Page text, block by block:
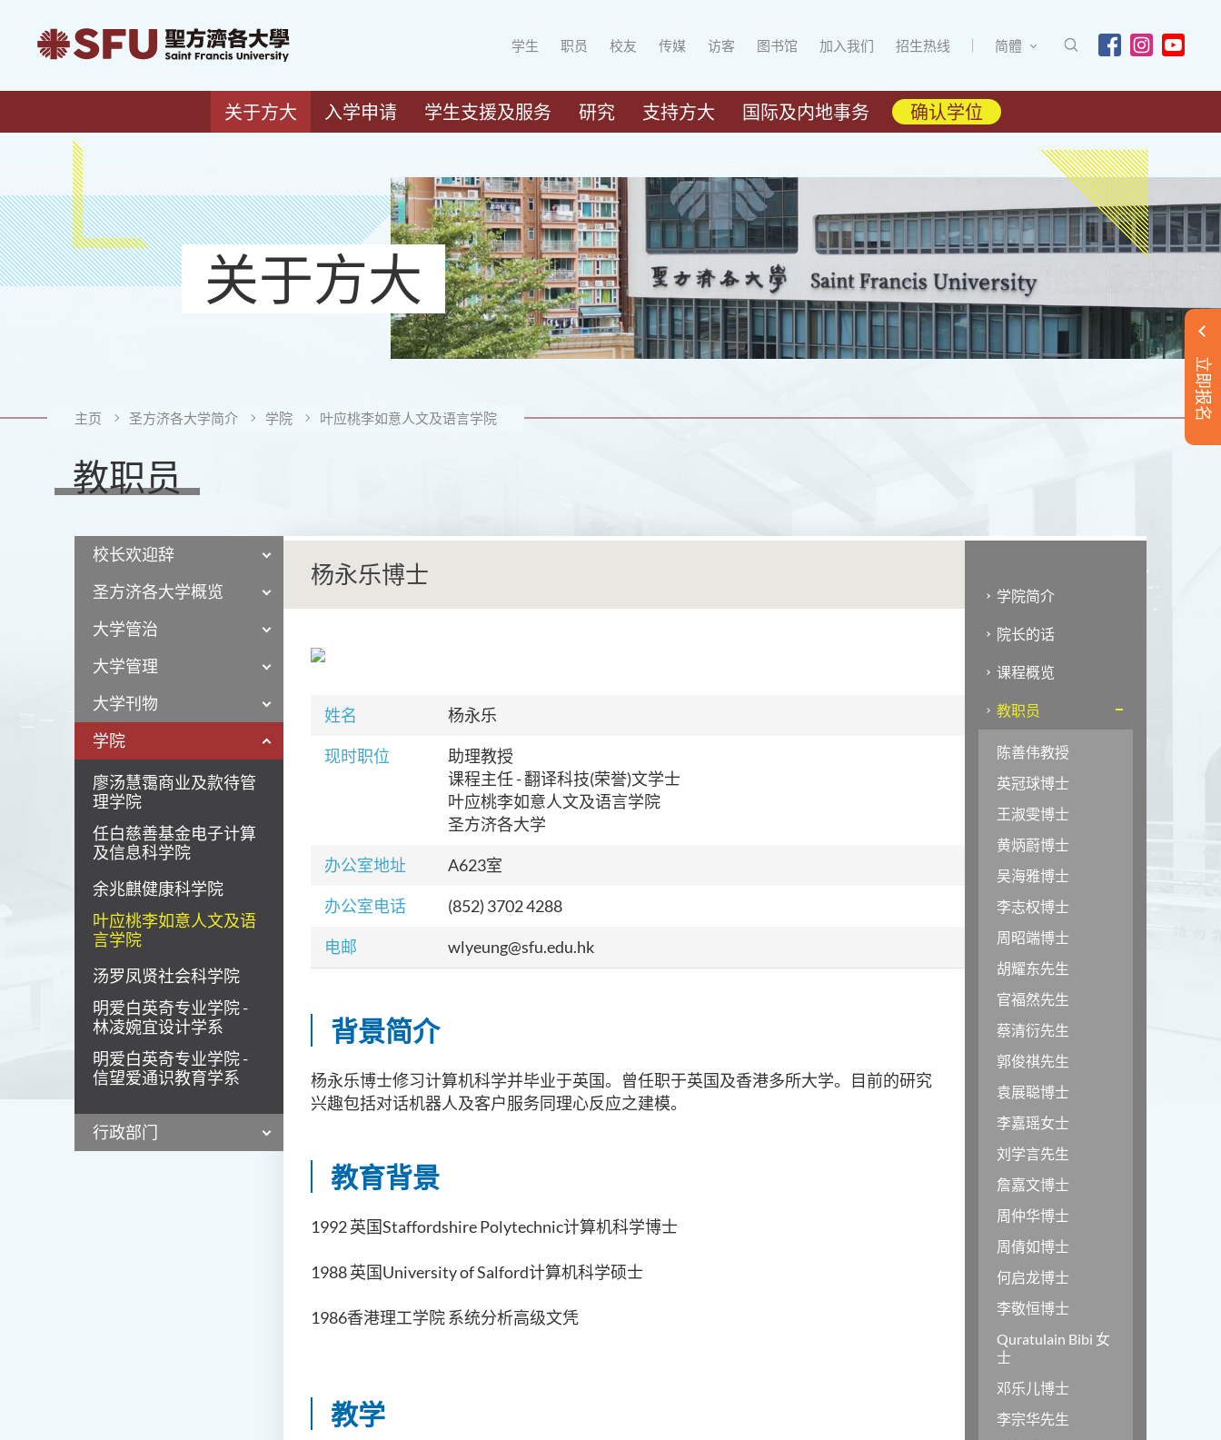
学生 职员 校友 传媒 访客 图书馆 加入我们 招生热线 简體
关于方大 入学申请 学生支援及服务 研究 支持方大 国际及内地事务 确认学位
立即报名
关于方大
主页 圣方济各大学简介 学院 叶应桃李如意人文及语言学院
教职员
校长欢迎辞
圣方济各大学概览
大学管治
大学管理
大学刊物
学院
廖汤慧霭商业及款待管
理学院
任白慈善基金电子计算
及信息科学院
余兆麒健康科学院
叶应桃李如意人文及语
言学院
汤罗凤贤社会科学院
明爱白英奇专业学院 -
林凌婉宜设计学系
明爱白英奇专业学院 -
信望爱通识教育学系
行政部门
杨永乐博士
姓名 杨永乐
现时职位
助理教授
课程主任 - 翻译科技(荣誉)文学士
叶应桃李如意人文及语言学院
圣方济各大学
办公室地址 A623室
办公室电话 (852) 3702 4288
电邮 wlyeung@sfu.edu.hk
背景简介
杨永乐博士修习计算机科学并毕业于英国。曾任职于英国及香港多所大学。目前的研究
兴趣包括对话机器人及客户服务同理心反应之建模。
教育背景
1992 英国Staffordshire Polytechnic计算机科学博士
1988 英国University of Salford计算机科学硕士
1986香港理工学院 系统分析高级文凭
教学
学院简介
院长的话
课程概览
教职员
陈善伟教授
英冠球博士
王淑雯博士
黄炳蔚博士
吴海雅博士
李志权博士
周昭端博士
胡耀东先生
官福然先生
蔡清衍先生
郭俊祺先生
袁展聪博士
李嘉瑶女士
刘学言先生
詹嘉文博士
周仲华博士
周倩如博士
何启龙博士
李敬恒博士
Quratulain Bibi 女
士
邓乐儿博士
李宗华先生